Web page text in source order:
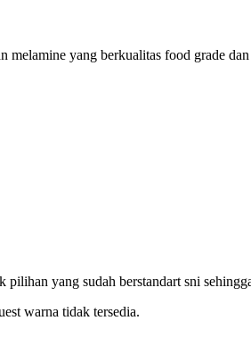
yang berkualitas food grade
yang sudah berstandart sni
warna tidak tersedia.